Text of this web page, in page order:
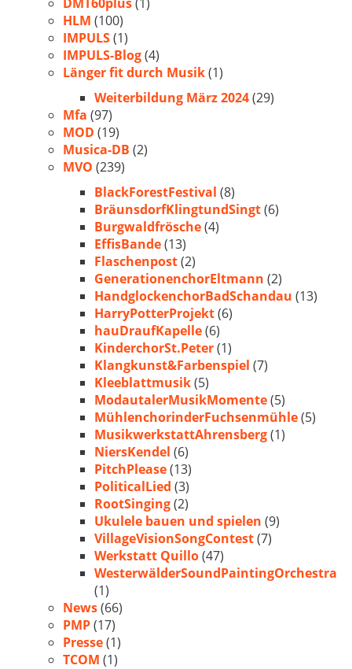
HLM (100)
IMPULS(1)
IMPULS-Blog(4)
Länger fit durch Musik(1)
Weiterbildung März 2024(29)
Mfa (97)
MOD (19)
Musica-DB (2)
MVO (239)
BlackForestFestival (8)
BräunsdorfKlingtundSingt(6)
Burgwaldfrösche(4)
EffisBande(13)
Flaschenpost(2)
GenerationenchorEltmann (2)
HandglockenchorBadSchandau (13)
HarryPotterProjekt(6)
hauDraufKapelle(6)
KinderchorSt.Peter(1)
Klangkunst&Farbenspiel (7)
Kleeblattmusik(5)
ModautalerMusikMomente(5)
MühlenchorinderFuchsenmühle(5)
MusikwerkstattAhrensberg(1)
NiersKendel (6)
PitchPlease(13)
PoliticalLied (3)
RootSinging(2)
Ukulele bauen und spielen (9)
VillageVisionSongContest(7)
Werkstatt Quillo(47)
WesterwälderSoundPaintingOrchestra
(1)
News(66)
PMP(17)
Presse(1)
TCOM (1)